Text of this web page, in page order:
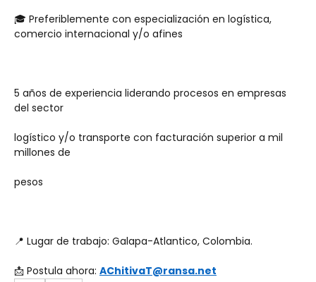
🎓 Preferiblemente con especialización en logística,
comercio internacional y/o afines
5 años de experiencia liderando procesos en empresas
del sector
logístico y/o transporte con facturación superior a mil
millones de
pesos
📍 Lugar de trabajo: Galapa-Atlantico, Colombia.
📩 Postula ahora: AChitivaT@ransa.net